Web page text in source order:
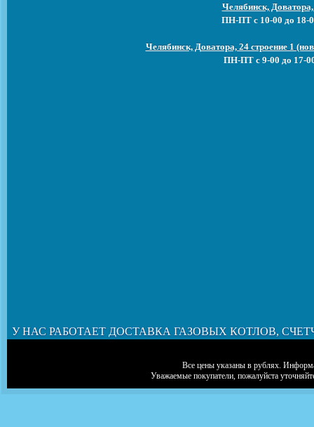
Челябинск,
ПН-ПТ с 10-00 до 18-
Челябинск, Доватора, 24 строение 1
ПН-ПТ с 9-00 до 17-
У НАС РАБОТАЕТ ДОСТАВКА ГАЗОВЫХ КОТЛОВ,
Все цены указаны в рублях.
Уважаемые покупатели, пожалуйста